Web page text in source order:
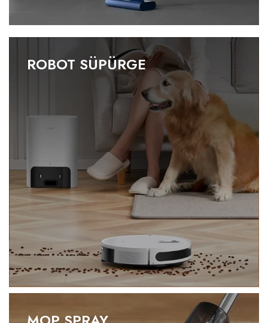
ROBOT SÜPÜRGE